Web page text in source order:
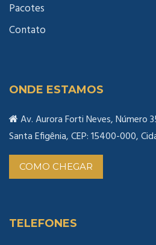
Pacotes
Contato
ONDE ESTAMOS
Av. Aurora Forti Neves, Número
Santa Efigênia, CEP: 15400-000,
COMO CHEGAR
TELEFONES